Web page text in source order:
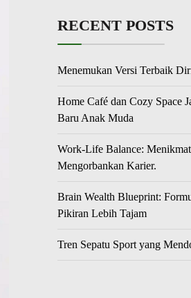
RECENT POSTS
Menemukan Versi Terbaik
Home Café dan Cozy Space
Baru Anak Muda
Work-Life Balance:
Mengorbankan Karier.
Brain Wealth Blueprint:
Pikiran Lebih Tajam
Tren Sepatu Sport yang